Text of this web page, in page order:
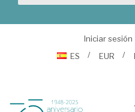
Iniciar sesión
ES
EUR